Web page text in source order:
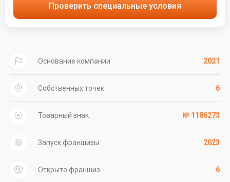
Проверить специальные условия
Основание компании 2021
Собственных точек 6
Товарный знак № 1186273
Запуск франшизы 2023
Открыто франшиз 6